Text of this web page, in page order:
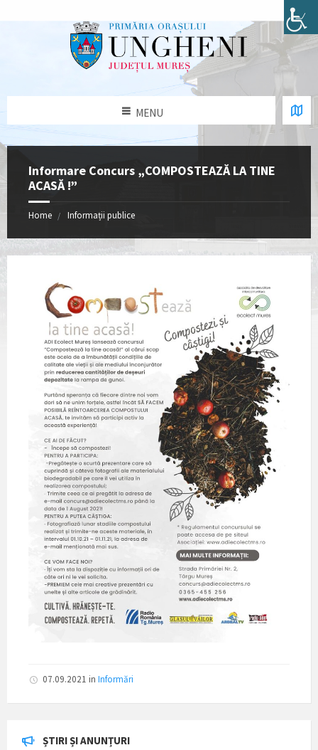
MENU
Informare Concurs „COMPOSTEAZĂ LA TINE
ACASĂ !”
Home Informații publice
07.09.2021 in Informări
ȘTIRI ȘI ANUNȚURI